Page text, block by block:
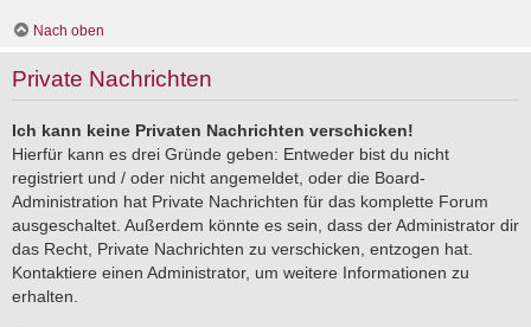
Nach oben
Private Nachrichten
Ich kann keine Privaten Nachrichten verschicken!
Hierfür kann es drei Gründe geben: Entweder bist du nicht
registriert und / oder nicht angemeldet, oder die Board-
Administration hat Private Nachrichten für das komplette Forum
ausgeschaltet. Außerdem könnte es sein, dass der Administrator dir
das Recht, Private Nachrichten zu verschicken, entzogen hat.
Kontaktiere einen Administrator, um weitere Informationen zu
erhalten.